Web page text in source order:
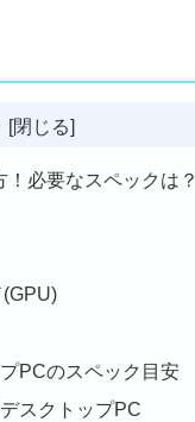
必要なスペックは？
PCのスペック目安
スクトップPC